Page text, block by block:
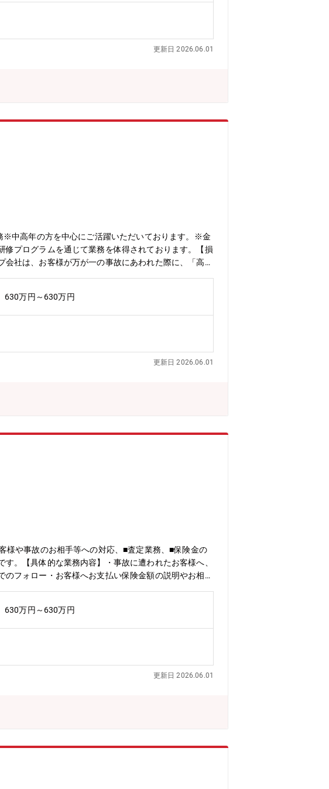
更新日 2026.06.01
※中高年の方を中心にご活躍いただいております。※金
プログラムを通じて業務を体得されております。【損
社は、お客様が万が一の事故にあわれた際に、「高い
630万円～630万円
更新日 2026.06.01
様や事故のお相手等への対応、■査定業務、■保険金の
。【具体的な業務内容】・事故に遭われたお客様へ、
フォロー・お客様へお支払い保険金額の説明やお相手
雇用有（65歳まで）【仕事の魅力・やりがい】・事
客様や事故のお相手から事故対応に対する「心からの
発で、チームワークもよく、相談もしやすい環境で仕
所定の有給休暇とは別に、年に2回、5日間連続で休
した休暇取得が可能）
630万円～630万円
更新日 2026.06.01